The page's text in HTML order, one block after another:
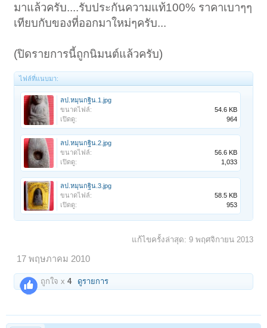
มาแล้วครับ....รับประกันความแท้100% ราคาเบาๆๆ
เทียบกับของที่ออกมาใหม่ๆครับ...
(ปิดรายการนี้ถูกนิมนต์แล้วครับ)
ไฟล์ที่แนบมา:
ลป.หมุนกฐิน.1.jpg
ขนาดไฟล์:
54.6 KB
เปิดดู:
964
ลป.หมุนกฐิน.2.jpg
ขนาดไฟล์:
56.6 KB
เปิดดู:
1,033
ลป.หมุนกฐิน.3.jpg
ขนาดไฟล์:
58.5 KB
เปิดดู:
953
แก้ไขครั้งล่าสุด: 9 พฤศจิกายน 2013
17 พฤษภาคม 2010
ถูกใจ x4 ดูรายการ